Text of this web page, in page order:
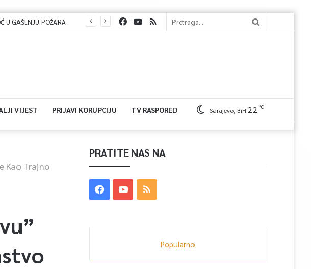
VIJEST PRIJAVI KORUPCIJU TV RASPORED Sarajevo, BiH 22 ℃
Kao Trajno
PRATITE NAS NA
Popularno